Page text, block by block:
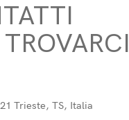
Trieste, TS, Italia